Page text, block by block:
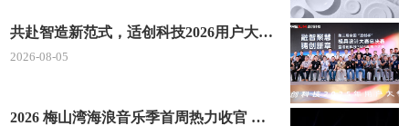
共赴智造新范式，适创科技2026用户大会将于深圳启幕
2026-08-05
2026 梅山湾海浪音乐季首周热力收官 文体旅深度融合点燃滨海夏日经济